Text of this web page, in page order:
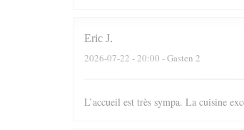
Eric J
2026-07-22 - 20:00 - Gasten 2
L’accueil est très sympa. La cuisine